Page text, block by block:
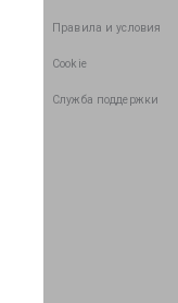
Правила и условия
Cookie
Служба поддержки